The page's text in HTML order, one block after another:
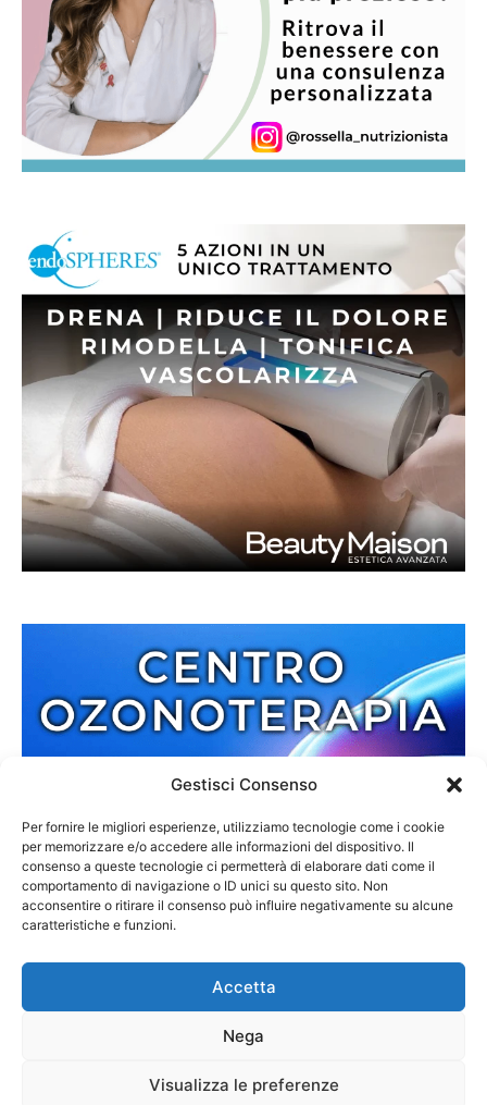
Gestisci Consenso
Per fornire le migliori esperienze, utilizziamo tecnologie come i cookie
per memorizzare e/o accedere alle informazioni del dispositivo. Il
consenso a queste tecnologie ci permetterà di elaborare dati come il
comportamento di navigazione o ID unici su questo sito. Non
acconsentire o ritirare il consenso può influire negativamente su alcune
caratteristiche e funzioni.
Accetta
Nega
Visualizza le preferenze
Contatti Cookie Policy Privacy Policy